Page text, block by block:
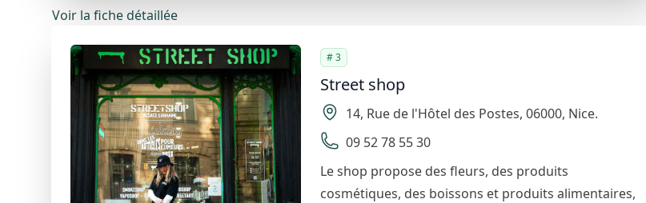
Voir la fiche détaillée
# 3
Street shop
14, Rue de l'Hôtel des Postes, 06000, Nice.
09 52 78 55 30
Le shop propose des fleurs, des produits
cosmétiques, des boissons et produits alimentaires,